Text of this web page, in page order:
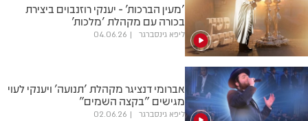
'מעין הברכות' - יענקי רוזנבוים ביצירת
בכורה עם מקהלת 'מלכות'
ליפא גינסברגר 04.06.26
אברומי דנציגר מקהלת 'תנועה' ויענקי לעוי
מגישים "בקצה השמים"
ליפא גינסברגר 02.06.26